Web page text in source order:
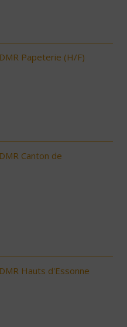
Papeterie (H/F)
Canton de
Hauts d'Essonne